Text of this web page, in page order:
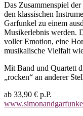
Das Zusammenspiel
den klassischen
Garfunkel zu einem
Musikerlebnis werden.
voller Emotion, eine
musikalische Vielfalt
Mit Band und Quartett
„rocken“ an anderer
ab 33,90 € p.P.